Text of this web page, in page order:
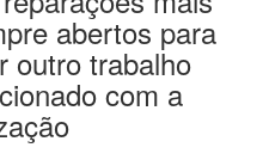
abertos para
outro trabalho
com a